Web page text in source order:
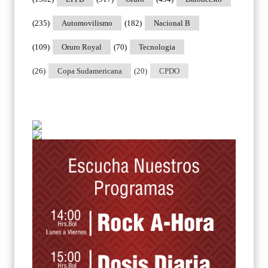
Automovilismo
(235) Nacional B
(182)
Oruro Royal
(109) Tecnologia
(70)
Copa Sudamericana
(26) CPDO
(20)